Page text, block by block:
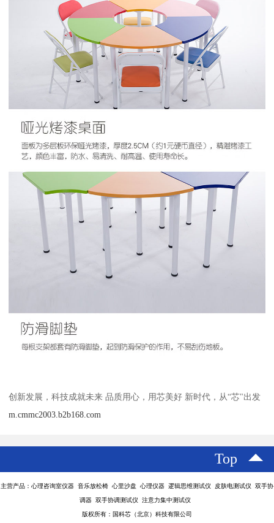
创新发展，科技成就未来 品质用心，用芯美好 新时代，从“芯"出发
m.cmmc2003.b2b168.com
Top
主营产品：心理咨询室仪器 音乐放松椅 心里沙盘 心理仪器 逻辑思维测试仪 皮肤电测试仪 双手协
调器 双手协调测试仪 注意力集中测试仪
版权所有：国科芯（北京）科技有限公司